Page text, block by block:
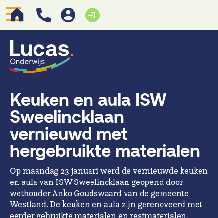
Keuken en aula ISW
Sweelincklaan
vernieuwd met
hergebruikte materialen
Op maandag 23 januari werd de vernieuwde keuken
en aula van ISW Sweelincklaan geopend door
wethouder Anko Goudswaard van de gemeente
Westland. De keuken en aula zijn gerenoveerd met
eerder gebruikte materialen en restmaterialen.